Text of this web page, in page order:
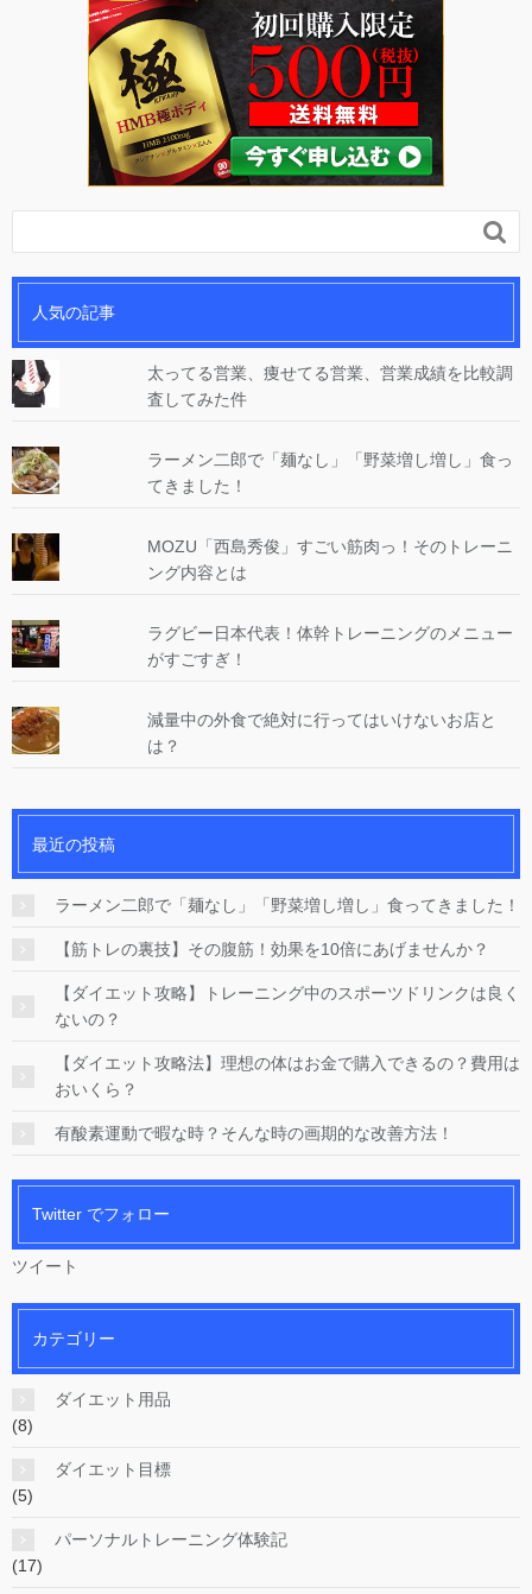

人気の記事
太ってる営業、痩せてる営業、営業成績を比較調
査してみた件
ラーメン二郎で「麺なし」「野菜増し増し」食っ
てきました！
MOZU「西島秀俊」すごい筋肉っ！そのトレーニ
ング内容とは
ラグビー日本代表！体幹トレーニングのメニュー
がすごすぎ！
減量中の外食で絶対に行ってはいけないお店と
は？
最近の投稿
ラーメン二郎で「麺なし」「野菜増し増し」食ってきました！
【筋トレの裏技】その腹筋！効果を10倍にあげませんか？
【ダイエット攻略】トレーニング中のスポーツドリンクは良く
ないの？
【ダイエット攻略法】理想の体はお金で購入できるの？費用は
おいくら？
有酸素運動で暇な時？そんな時の画期的な改善方法！
Twitter でフォロー
ツイート
カテゴリー
ダイエット用品
(8)
ダイエット目標
(5)
パーソナルトレーニング体験記
(17)